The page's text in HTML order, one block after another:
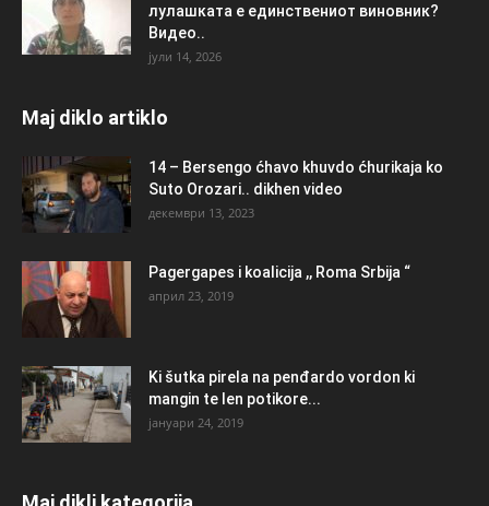
лулашката е единствениот виновник?
Видео..
јули 14, 2026
Maj diklo artiklo
14 – Bersengo ćhavo khuvdo ćhurikaja ko
Suto Orozari.. dikhen video
декември 13, 2023
Pagergapes i koalicija ,, Roma Srbija “
април 23, 2019
Ki šutka pirela na penđardo vordon ki
mangin te len potikore...
јануари 24, 2019